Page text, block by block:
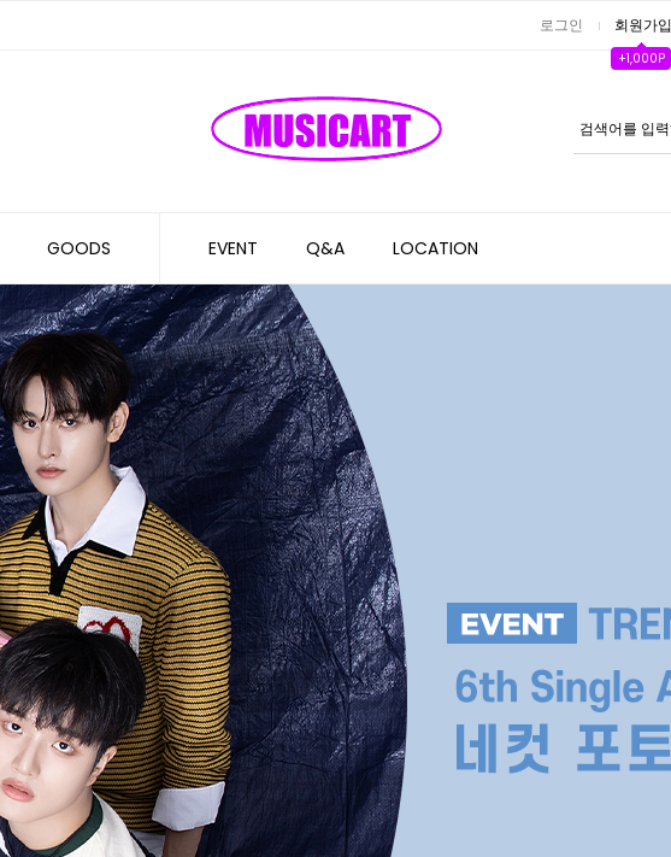
로그인 회원가입
+1,000P
GOODS EVENT Q&A LOCATION